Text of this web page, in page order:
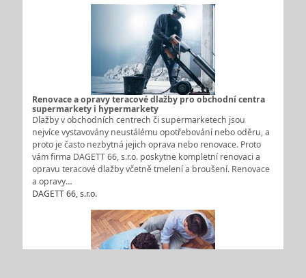
Renovace a opravy teracové dlažby pro obchodní centra
supermarkety i hypermarkety
Dlažby v obchodních centrech či supermarketech jsou
nejvíce vystavovány neustálému opotřebování nebo oděru, a
proto je často nezbytná jejich oprava nebo renovace. Proto
vám firma DAGETT 66, s.r.o. poskytne kompletní renovaci a
opravu teracové dlažby včetně tmelení a broušení. Renovace
a opravy…
DAGETT 66, s.r.o.